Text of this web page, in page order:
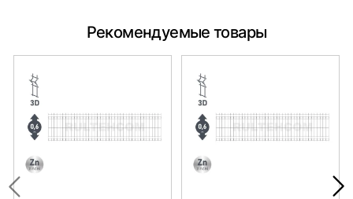
Рекомендуемые товары